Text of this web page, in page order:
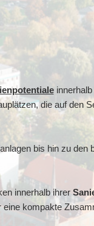
innerhalb
die auf den
bis hin zu den
innerhalb ihrer
kompakte